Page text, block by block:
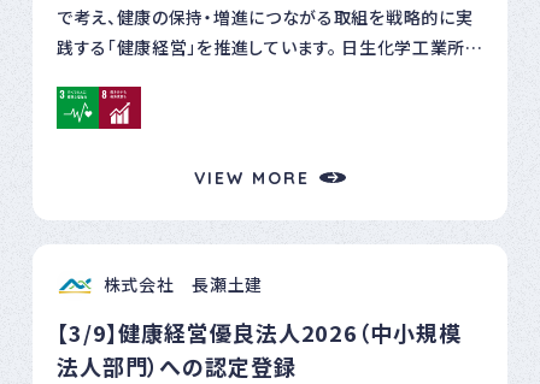
で考え、健康の保持・増進につながる取組を戦略的に実
践する「健康経営」を推進しています。 日生化学工業所
トブライト1000）」に認定されています （2025年3月31日
事業者の取り組み紹介に掲載）。 健康経営の推進方針
～心身ともに 健康でいきいきと活躍できる組織を目指
ォーキングチャレンジに参加することで健康でいきいきと
ラン＆ウォーク」は、スマートフォンアプリ（スポーツタウン
WALKER）を使って走行距離または歩数を競う1ヶ月間
のオンラインウォーキングイベントです。
VIEW MORE
株式会社 長瀬土建
【3/9】健康経営優良法人2026（中小規模
法人部門）への認定登録